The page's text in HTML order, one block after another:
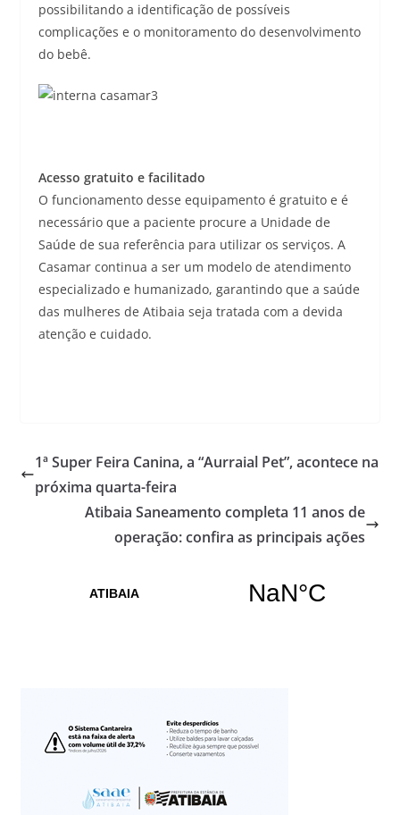
possibilitando a identificação de possíveis
complicações e o monitoramento do desenvolvimento
do bebê.
Acesso gratuito e facilitado
O funcionamento desse equipamento é gratuito e é
necessário que a paciente procure a Unidade de
Saúde de sua referência para utilizar os serviços. A
Casamar continua a ser um modelo de atendimento
especializado e humanizado, garantindo que a saúde
das mulheres de Atibaia seja tratada com a devida
atenção e cuidado.
1ª Super Feira Canina, a “Aurraial Pet”, acontece na
próxima quarta-feira
Atibaia Saneamento completa 11 anos de
operação: confira as principais ações